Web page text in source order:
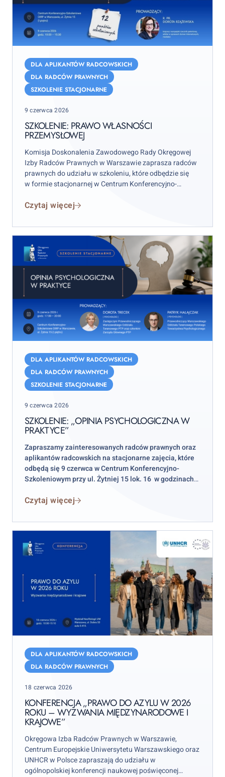
Prawo
własności
przemysłowej
DLA APLIKANTÓW RADCOWSKICH
DLA RADCÓW PRAWNYCH
SZKOLENIE STACJONARNE
Posted
9 czerwca 2026
SZKOLENIE: PRAWO WŁASNOŚCI
PRZEMYSŁOWEJ
Komisja Doskonalenia Zawodowego Rady Okręgowej
Izby Radców Prawnych w Warszawie zaprasza radców
prawnych do udziału w szkoleniu, które odbędzie się
w formie stacjonarnej w Centrum Konferencyjno-
ul. Żytniej 15 lok. 16 w dniu
Czytaj więcej
„Opinia
psychologiczna
praktyce”
DLA APLIKANTÓW RADCOWSKICH
DLA RADCÓW PRAWNYCH
SZKOLENIE STACJONARNE
Posted
9 czerwca 2026
SZKOLENIE: „OPINIA PSYCHOLOGICZNA W
PRAKTYCE”
Zapraszamy zainteresowanych radców prawnych oraz
aplikantów radcowskich na stacjonarne zajęcia, które
odbędą się 9 czerwca w Centrum Konferencyjno-
Szkoleniowym przy ul. Żytniej 15 lok. 16 w godzinach
Czytaj więcej
„Prawo
2026
roku
wyzwania
międzynarodowe
krajowe”
DLA APLIKANTÓW RADCOWSKICH
DLA RADCÓW PRAWNYCH
Posted
18 czerwca 2026
KONFERENCJA „PRAWO DO AZYLU W 2026
ROKU – WYZWANIA MIĘDZYNARODOWE I
KRAJOWE”
Okręgowa Izba Radców Prawnych w Warszawie,
Centrum Europejskie Uniwersytetu Warszawskiego oraz
UNHCR w Polsce zapraszają do udziału w
ogólnopolskiej konferencji naukowej poświęconej